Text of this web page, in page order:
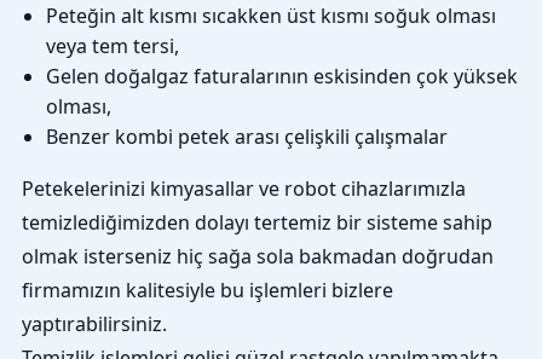
Peteğin alt kısmı sıcakken üst kısmı soğuk olması
veya tem tersi,
Gelen doğalgaz faturalarının eskisinden çok yüksek
olması,
Benzer kombi petek arası çelişkili çalışmalar
Petekelerinizi kimyasallar ve robot cihazlarımızla
temizlediğimizden dolayı tertemiz bir sisteme sahip
olmak isterseniz hiç sağa sola bakmadan doğrudan
firmamızın kalitesiyle bu işlemleri bizlere
yaptırabilirsiniz.